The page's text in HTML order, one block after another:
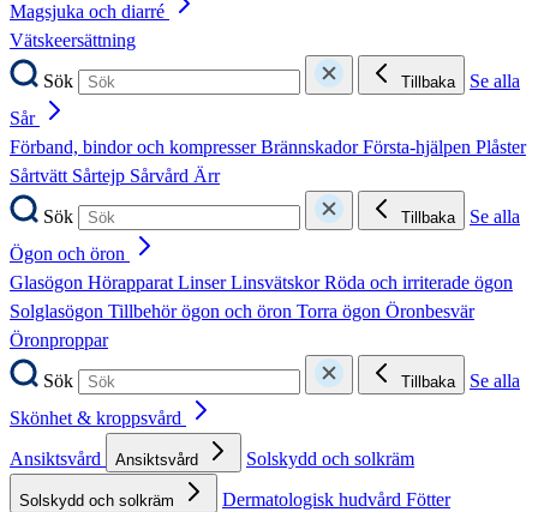
Magsjuka och diarré
Vätskeersättning
Sök
Tillbaka
Se alla
Sår
Förband, bindor och kompresserBrännskadorFörsta-hjälpen Plåster
Sårtvätt Sårtejp Sårvård Ärr
Sök
Tillbaka
Se alla
Ögon och öron
Glasögon HörapparatLinserLinsvätskorRöda och irriterade ögon
Solglasögon Tillbehör ögon och öron Torra ögon Öronbesvär
Öronproppar
Sök
Tillbaka
Se alla
Skönhet & kroppsvård
Ansiktsvård
Ansiktsvård Solskydd och solkräm
Solskydd och solkräm Dermatologisk hudvård Fötter